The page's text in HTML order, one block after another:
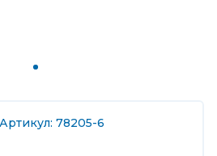
Артикул: 78205-6